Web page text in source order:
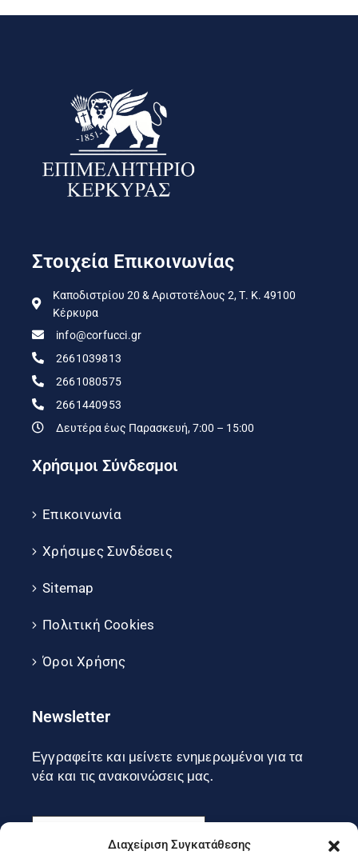
Διαχείριση Συγκατάθεσης
Στοιχεία Επικοινωνίας
Καποδιστρίου 20 & Αριστοτέλους 2, Τ. Κ. 49100
Κέρκυρα
info@corfucci.gr
2661039813
2661080575
2661440953
Δευτέρα έως Παρασκευή, 7:00 – 15:00
Χρήσιμοι Σύνδεσμοι
Επικοινωνία
Χρήσιμες Συνδέσεις
Sitemap
Πολιτική Cookies
Όροι Χρήσης
Newsletter
Εγγραφείτε και μείνετε ενημερωμένοι για τα
νέα και τις ανακοινώσεις μας.